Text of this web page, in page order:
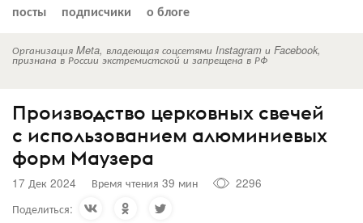
посты подписчики о блоге
Организация Meta, владеющая соцсетями Instagram и Facebook,
признана в России экстремистской и запрещена в РФ
Производство церковных свечей
с использованием алюминиевых
форм Маузера
17 Дек 2024 Время чтения 39 мин
2296
Поделиться: